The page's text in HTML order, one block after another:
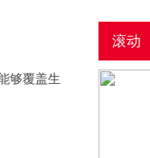
够覆盖生
滚动